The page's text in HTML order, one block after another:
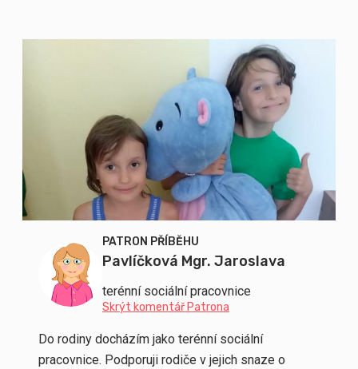
PATRON PŘÍBĚHU
Pavlíčková Mgr. Jaroslava
terénní sociální pracovnice
Skrýt komentář Patrona
Do rodiny docházím jako terénní sociální
pracovnice. Podporuji rodiče v jejich snaze o